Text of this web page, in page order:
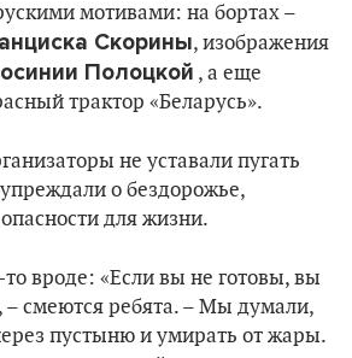
мотивами: на бортах –
Скорины, изображения
Полоцкой , а еще
трактор «Беларусь».
не уставали пугать
о бездорожье,
для жизни.
вроде: «Если вы не готовы, вы
– смеются ребята. – Мы думали,
пустыню и умирать от жары.